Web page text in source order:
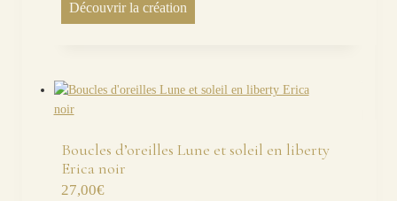
Découvrir la création
Boucles d’oreilles Lune et soleil en liberty
Erica noir
27,00€